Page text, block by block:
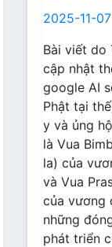
2025-11-
Bài viết do
cập nhật
google AI
Phật tại
y và ủng
là Vua
la) của
và Vua
của vương
những
phát triển